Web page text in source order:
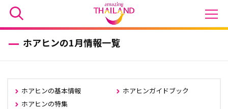
ホアヒンの1月情報一覧
ホアヒンの基本情報
ホアヒンガイドブック
ホアヒンの特集